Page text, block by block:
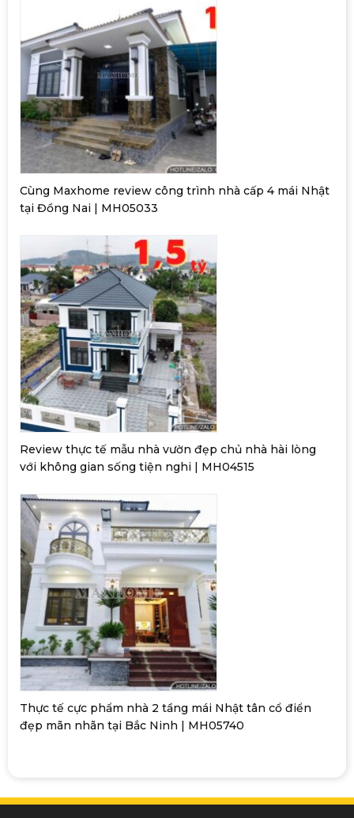
Cùng Maxhome review công trình nhà cấp 4 mái Nhật
tại Đồng Nai | MH05033
Review thực tế mẫu nhà vườn đẹp chủ nhà hài lòng
với không gian sống tiện nghi | MH04515
Thực tế cực phẩm nhà 2 tầng mái Nhật tân cổ điển
đẹp mãn nhãn tại Bắc Ninh | MH05740